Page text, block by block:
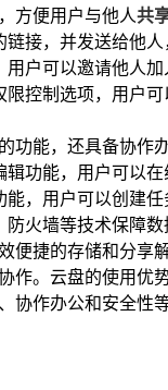
方便用户与他人共
接，并发送给他
户可以邀请他人加
控制选项，用户
能，还具备协作
功能，用户可以在
，用户可以创建任
火墙等技术保障
便捷的存储和分享
作。云盘的使用优
协作办公和安全性